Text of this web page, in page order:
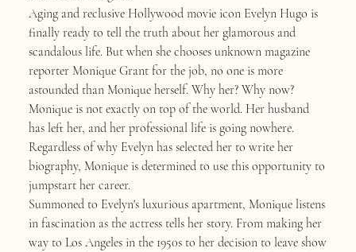
Aging and reclusive Hollywood movie icon Evelyn Hugo is
finally ready to tell the truth about her glamorous and
scandalous life. But when she chooses unknown magazine
reporter Monique Grant for the job, no one is more
astounded than Monique herself. Why her? Why now?
Monique is not exactly on top of the world. Her husband
has left her, and her professional life is going nowhere.
Regardless of why Evelyn has selected her to write her
biography, Monique is determined to use this opportunity to
jumpstart her career.
Summoned to Evelyn's luxurious apartment, Monique listens
in fascination as the actress tells her story. From making her
way to Los Angeles in the 1950s to her decision to leave show